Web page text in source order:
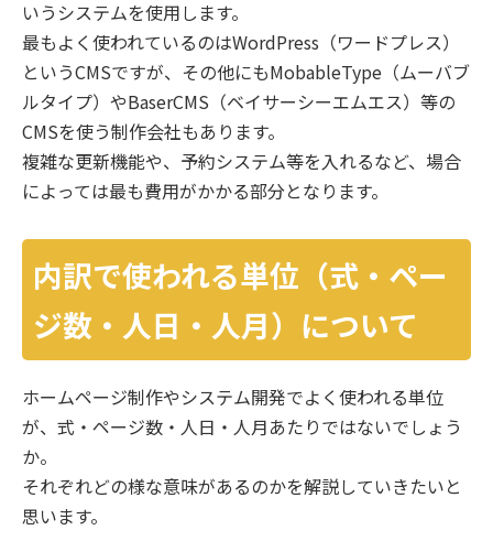
いうシステムを使用します。
最もよく使われているのはWordPress（ワードプレス）
というCMSですが、その他にもMobableType（ムーバブ
ルタイプ）やBaserCMS（ベイサーシーエムエス）等の
CMSを使う制作会社もあります。
複雑な更新機能や、予約システム等を入れるなど、場合
によっては最も費用がかかる部分となります。
内訳で使われる単位（式・ペー
ジ数・人日・人月）について
ホームページ制作やシステム開発でよく使われる単位
が、式・ページ数・人日・人月あたりではないでしょう
か。
それぞれどの様な意味があるのかを解説していきたいと
思います。